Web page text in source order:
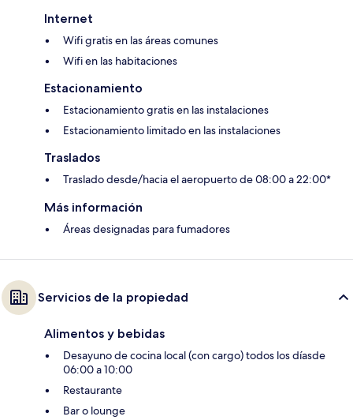
Internet
Wifi gratis en las áreas comunes
Wifi en las habitaciones
Estacionamiento
Estacionamiento gratis en las instalaciones
Estacionamiento limitado en las instalaciones
Traslados
Traslado desde/hacia el aeropuerto de 08:00 a 22:00*
Más información
Áreas designadas para fumadores
Servicios de la propiedad
Alimentos y bebidas
Desayuno de cocina local (con cargo) todos los díasde
06:00 a 10:00
Restaurante
Bar o lounge